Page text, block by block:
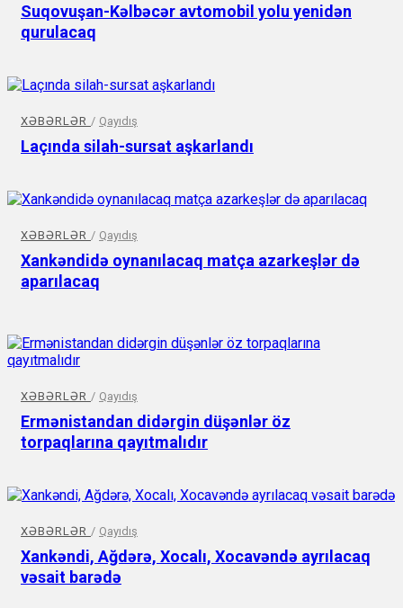
Suqovuşan-Kəlbəcər avtomobil yolu yenidən
qurulacaq
XƏBƏRLƏR / Qayıdış
Laçında silah-sursat aşkarlandı
XƏBƏRLƏR / Qayıdış
Xankəndidə oynanılacaq matça azarkeşlər də
aparılacaq
XƏBƏRLƏR / Qayıdış
Ermənistandan didərgin düşənlər öz
torpaqlarına qayıtmalıdır
XƏBƏRLƏR / Qayıdış
Xankəndi, Ağdərə, Xocalı, Xocavəndə ayrılacaq
vəsait barədə